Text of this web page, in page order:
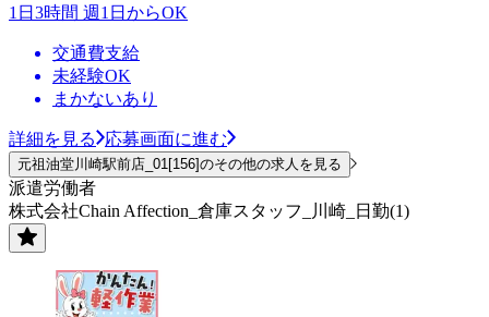
1日3時間 週1日からOK
交通費支給
未経験OK
まかないあり
詳細を見る 応募画面に進む
元祖油堂川崎駅前店_01[156]のその他の求人を見る
派遣労働者
株式会社Chain Affection_倉庫スタッフ_川崎_日勤(1)